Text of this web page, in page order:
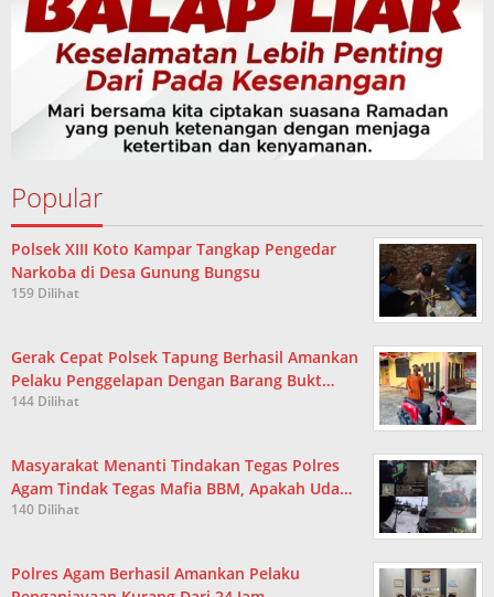
Popular
Polsek XIII Koto Kampar Tangkap Pengedar
Narkoba di Desa Gunung Bungsu
159 Dilihat
Gerak Cepat Polsek Tapung Berhasil Amankan
Pelaku Penggelapan Dengan Barang Bukt…
144 Dilihat
Masyarakat Menanti Tindakan Tegas Polres
Agam Tindak Tegas Mafia BBM, Apakah Uda…
140 Dilihat
Polres Agam Berhasil Amankan Pelaku